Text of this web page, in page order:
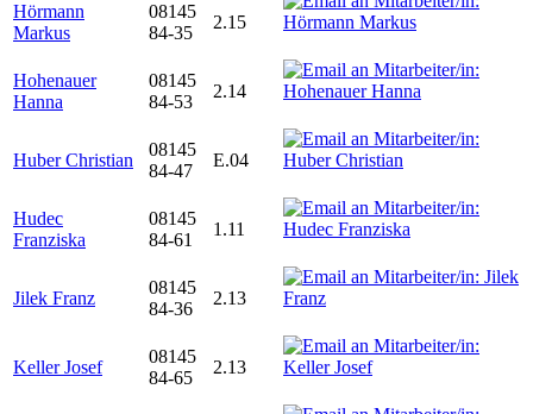
Hörmann
Markus
08145
84-35
2.15
Hohenauer
Hanna
08145
84-53
2.14
Huber Christian
08145
84-47
E.04
Hudec
Franziska
08145
84-61
1.11
Jilek Franz
08145
84-36
2.13
Keller Josef
08145
84-65
2.13